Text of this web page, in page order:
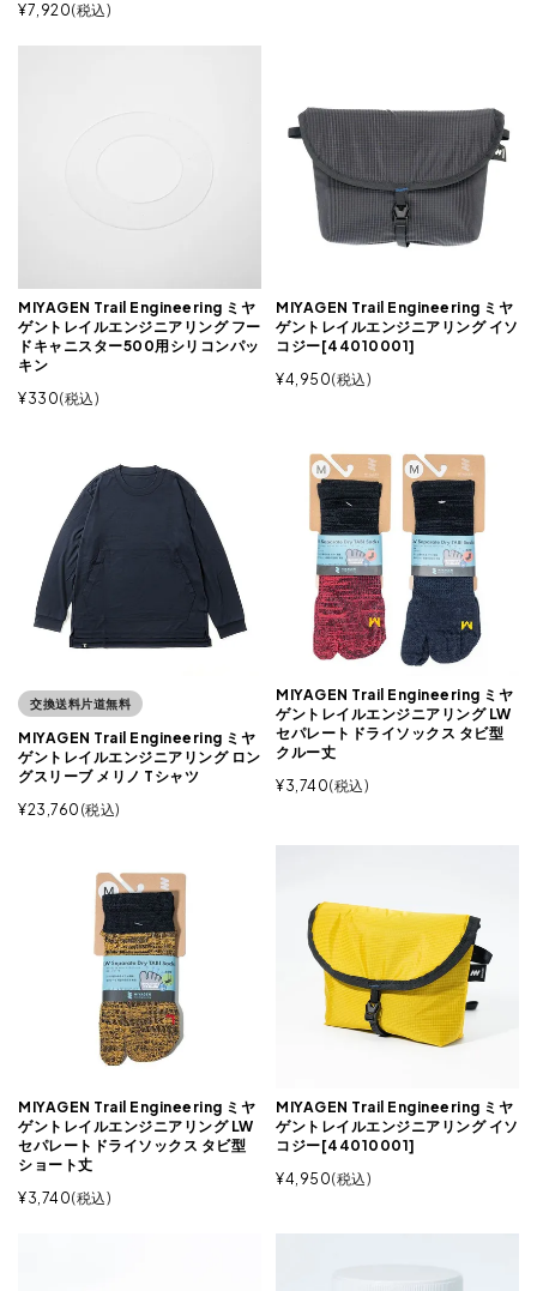
¥7,920 税込
MIYAGEN Trail Engineering ミヤ
ゲントレイルエンジニアリング フー
ドキャニスター500用シリコンパッ
キン
¥330 税込
MIYAGEN Trail Engineering ミヤ
ゲントレイルエンジニアリング イソ
コジー[44010001]
¥4,950 税込
交換送料片道無料
MIYAGEN Trail Engineering ミヤ
ゲントレイルエンジニアリング ロン
グスリーブ メリノ Tシャツ
¥23,760 税込
MIYAGEN Trail Engineering ミヤ
ゲントレイルエンジニアリング LW
セパレートドライソックス タビ型
クルー丈
¥3,740 税込
MIYAGEN Trail Engineering ミヤ
ゲントレイルエンジニアリング LW
セパレートドライソックス タビ型
ショート丈
¥3,740 税込
MIYAGEN Trail Engineering ミヤ
ゲントレイルエンジニアリング イソ
コジー[44010001]
¥4,950 税込